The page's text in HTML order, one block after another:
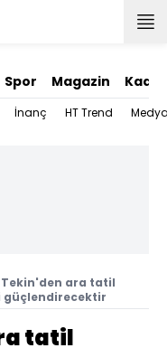
Spor Magazin Kadın
İnanç HT Trend
Tekin'den ara tatil
güçlendirecektir
tatil